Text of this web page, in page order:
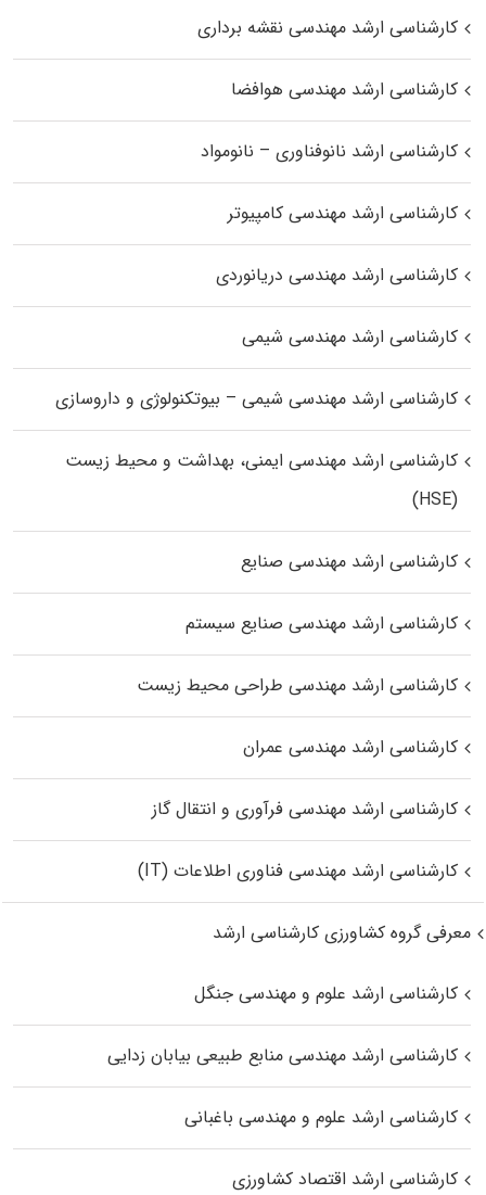
کارشناسی ارشد مهندسی نقشه برداری
کارشناسی ارشد مهندسی هوافضا
کارشناسی ارشد نانوفناوری – نانومواد
کارشناسی ارشد مهندسی کامپیوتر
کارشناسی ارشد مهندسی دریانوردی
کارشناسی ارشد مهندسی شیمی
کارشناسی ارشد مهندسی شیمی – بیوتکنولوژی و داروسازی
کارشناسی ارشد مهندسی ایمنی، بهداشت و محیط زیست
(HSE)
کارشناسی ارشد مهندسی صنایع
کارشناسی ارشد مهندسی صنایع سیستم
کارشناسی ارشد مهندسی طراحی محیط زیست
کارشناسی ارشد مهندسی عمران
کارشناسی ارشد مهندسی فرآوری و انتقال گاز
کارشناسی ارشد مهندسی فناوری اطلاعات (IT)
معرفی گروه کشاورزی کارشناسی ارشد
کارشناسی ارشد علوم و مهندسی جنگل
کارشناسی ارشد مهندسی منابع طبیعی بیابان زدایی
کارشناسی ارشد علوم و مهندسی باغبانی
کارشناسی ارشد اقتصاد کشاورزی